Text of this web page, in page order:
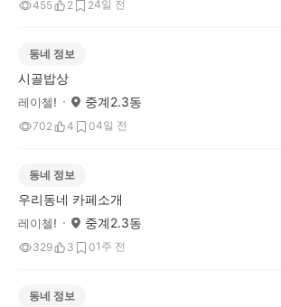
455 2 24일 전
동네 정보
시골밥상
레이첼! 중계2.3동
702 4 04일 전
동네 정보
우리동네 카페소개
레이첼! 중계2.3동
329 3 01주 전
동네 정보